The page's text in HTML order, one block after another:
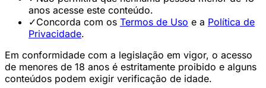
anos acesse este conteúdo.
✓Concorda com os Termos de Uso e a Política de
Privacidade.
Em conformidade com a legislação em vigor, o acesso
de menores de 18 anos é estritamente proibido e alguns
conteúdos podem exigir verificação de idade.